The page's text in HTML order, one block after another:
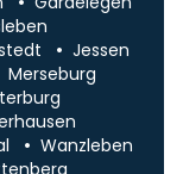
Jessen
Merseburg
Wanzleben